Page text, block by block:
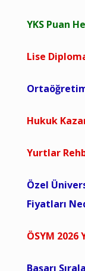
YKS Puan
Lise
Ortaöğretim
Hukuk
Yurtlar
Özel
Fiyatları
ÖSYM 2026
Başarı